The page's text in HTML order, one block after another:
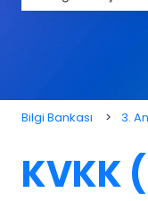
Bilgi Bankası 3.
KVKK